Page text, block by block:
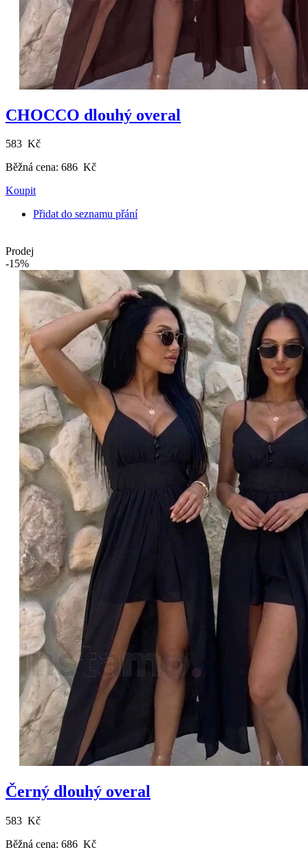
CHOCCO dlouhý overal
583 Kč
Běžná cena: 686 Kč
Koupit
Přidat do seznamu přání
Prodej
-15%
Černý dlouhý overal
583 Kč
Běžná cena: 686 Kč